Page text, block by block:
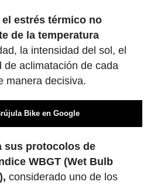
el estrés térmico no
de la temperatura
la intensidad del sol, el
de aclimatación de cada
manera decisiva.
Bike en Google
sus protocolos de
WBGT (Wet Bulb
considerado uno de los